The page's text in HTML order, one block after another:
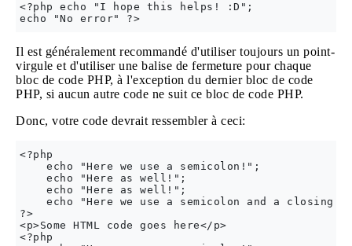
<?php echo "I hope this helps! :D";
Il est généralement recommandé d'utiliser toujours un point-
virgule et d'utiliser une balise de fermeture pour chaque
bloc de code PHP, à l'exception du dernier bloc de code
PHP, si aucun autre code ne suit ce bloc de code PHP.
Donc, votre code devrait ressembler à ceci:
<?php
    echo "Here we use a semicolon!";
    echo "Here as well!";
    echo "Here as well!";
echo "Here we use a semicolon and a closing
?>
<p>Some HTML code goes here</p>
<?php